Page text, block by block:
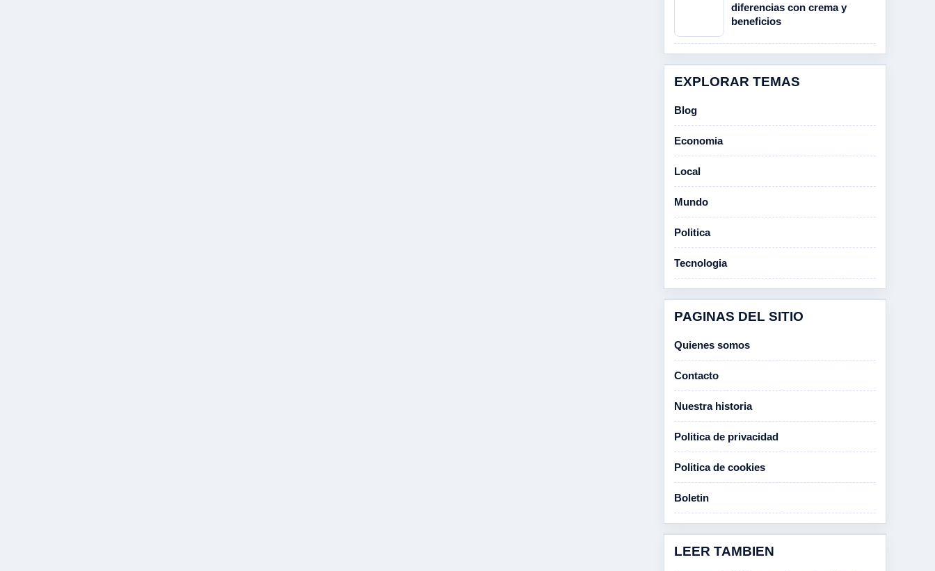
diferencias con crema y
beneficios
EXPLORAR TEMAS
Blog
Economia
Local
Mundo
Politica
Tecnologia
PAGINAS DEL SITIO
Quienes somos
Contacto
Nuestra historia
Politica de privacidad
Politica de cookies
Boletin
LEER TAMBIEN